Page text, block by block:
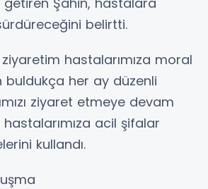
belirtti.
ziyaretim hastalarımıza moral
buldukça her ay düzenli
ziyaret etmeye devam
acil şifalar
kullandı.